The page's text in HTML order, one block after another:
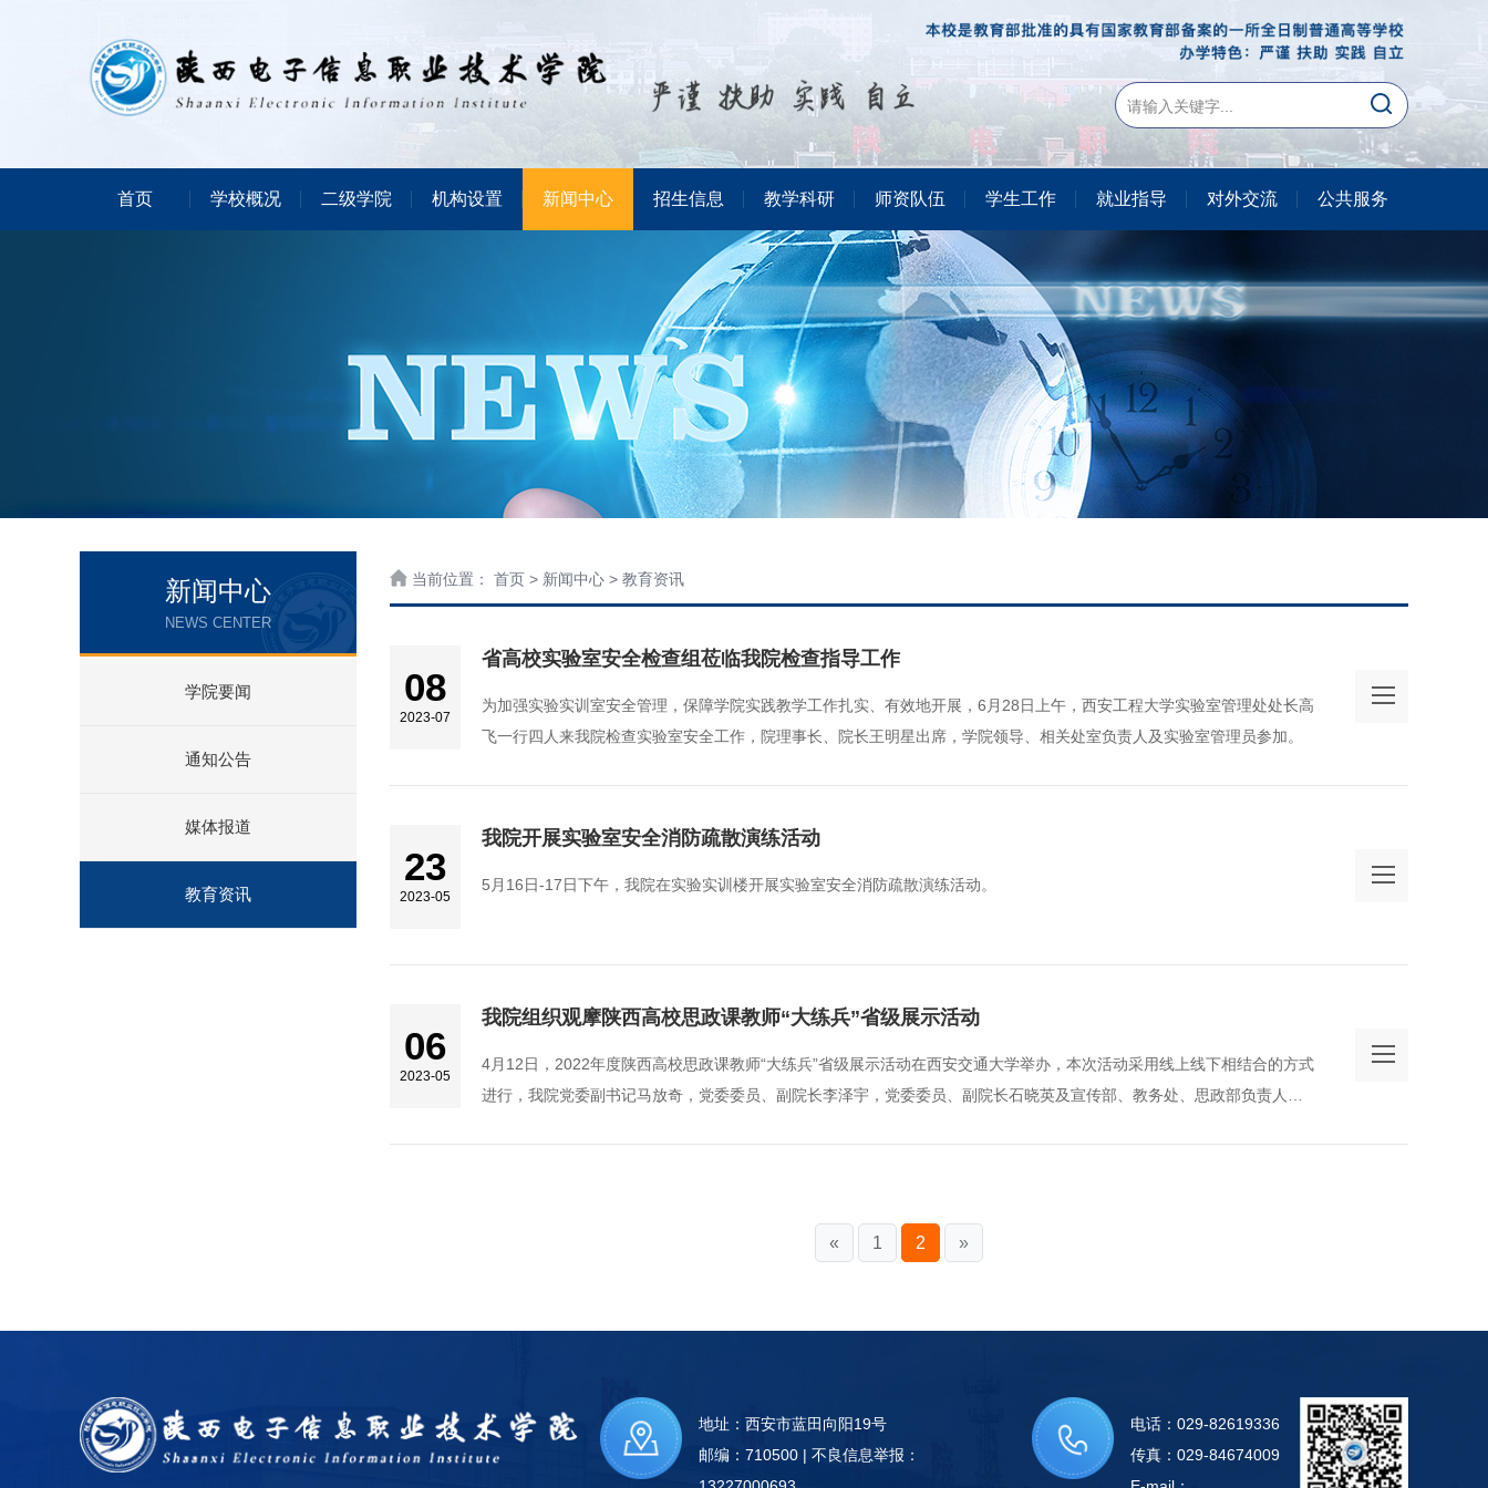
首页 学校概况 二级学院 机构设置 新闻中心 招生信息 教学科研 师资队伍 学生工作 就业指导 对外交流 公共服务
新闻中心
NEWS CENTER
学院要闻
通知公告
媒体报道
教育资讯
当前位置： 首页 > 新闻中心 > 教育资讯
08
2023-07
省高校实验室安全检查组莅临我院检查指导工作
为加强实验实训室安全管理，保障学院实践教学工作扎实、有效地开展，6月28日上午，西安工程大学实验室管理处处长高
飞一行四人来我院检查实验室安全工作，院理事长、院长王明星出席，学院领导、相关处室负责人及实验室管理员参加。
23
2023-05
我院开展实验室安全消防疏散演练活动
5月16日-17日下午，我院在实验实训楼开展实验室安全消防疏散演练活动。
06
2023-05
我院组织观摩陕西高校思政课教师“大练兵”省级展示活动
4月12日，2022年度陕西高校思政课教师“大练兵”省级展示活动在西安交通大学举办，本次活动采用线上线下相结合的方式
进行，我院党委副书记马放奇，党委委员、副院长李泽宇，党委委员、副院长石晓英及宣传部、教务处、思政部负责人在
« 1 2 »
地址：西安市蓝田向阳19号
邮编：710500 | 不良信息举报：
电话：029-82619336
传真：029-84674009